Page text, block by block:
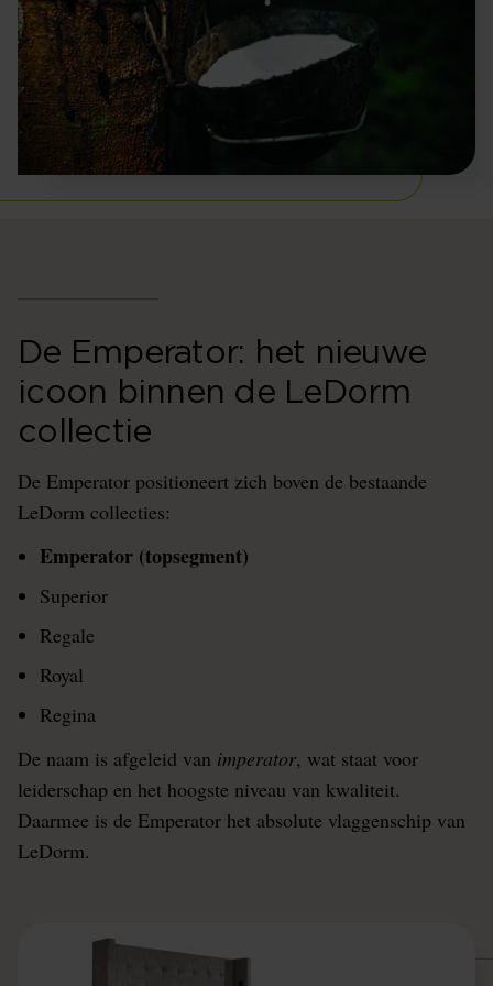
De Emperator: het nieuwe
icoon binnen de LeDorm
collectie
De Emperator positioneert zich boven de bestaande
LeDorm collecties:
Emperator (topsegment)
Superior
Regale
Royal
Regina
De naam is afgeleid van imperator, wat staat voor
leiderschap en het hoogste niveau van kwaliteit.
Daarmee is de Emperator het absolute vlaggenschip van
LeDorm.